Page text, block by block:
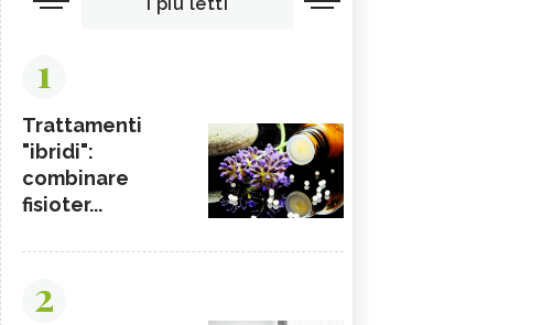
1
Trattamenti
"ibridi":
combinare
fisioter...
2